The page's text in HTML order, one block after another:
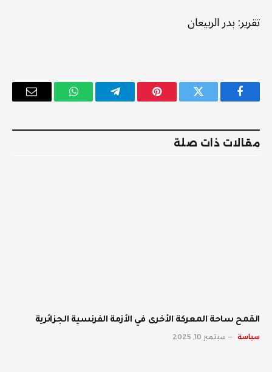
تقرير: بدر الربيعان
فيسبوك تويتر بينتيريستتيلقرام واتساب
البريد
مقالات ذات صلة
القمح ساحة المعركة الأخرى في الأزمة الفرنسية الجزائرية
سياسة سبتمبر 10, 2025